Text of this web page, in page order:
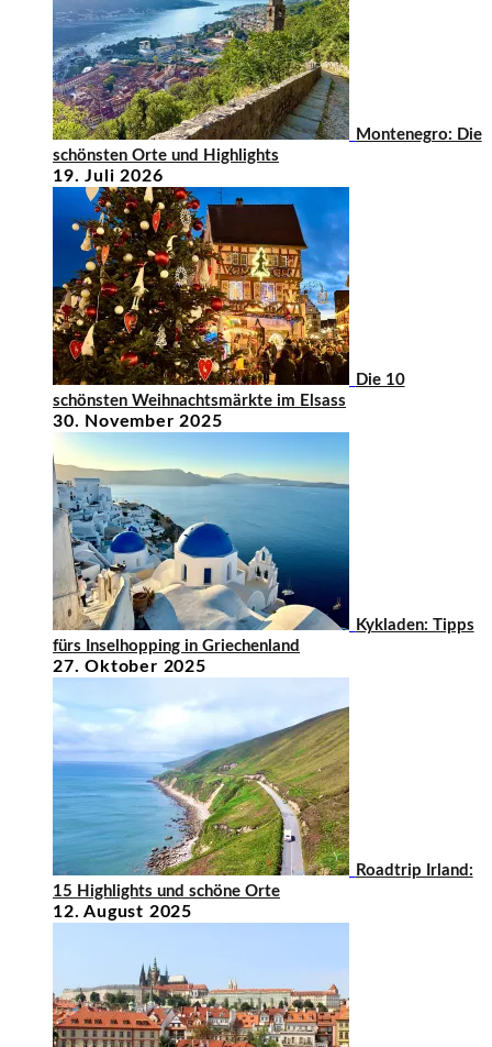
Montenegro: Die
schönsten Orte und Highlights
19. Juli 2026
Die 10
schönsten Weihnachtsmärkte im Elsass
30. November 2025
Kykladen: Tipps
fürs Inselhopping in Griechenland
27. Oktober 2025
Roadtrip Irland:
15 Highlights und schöne Orte
12. August 2025